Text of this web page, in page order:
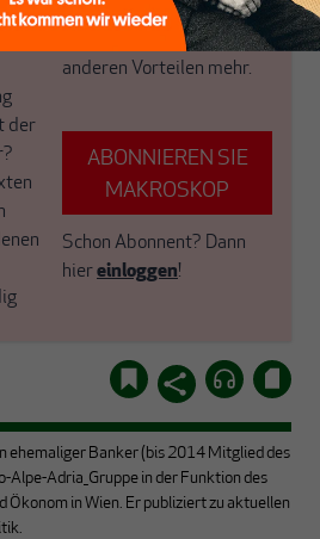
der
von einem erweiterten
inhaltlichen Angebot und
anderen Vorteilen mehr.
ABONNIEREN SIE
MAKROSKOP
Schon Abonnent? Dann
hiereinloggen!
ehemaliger Banker (bis 2014 Mitglied des
Alpe-Adria_Gruppe in der Funktion des
Ökonom in Wien. Er publiziert zu aktuellen